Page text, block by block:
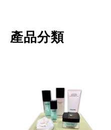
產品分類